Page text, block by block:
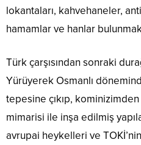
lokantaları, kahvehaneler,
hamamlar ve hanlar
Türk çarşısından sonraki
Yürüyerek Osmanlı
tepesine çıkıp,
mimarisi ile inşa edilmiş
avrupai heykelleri ve